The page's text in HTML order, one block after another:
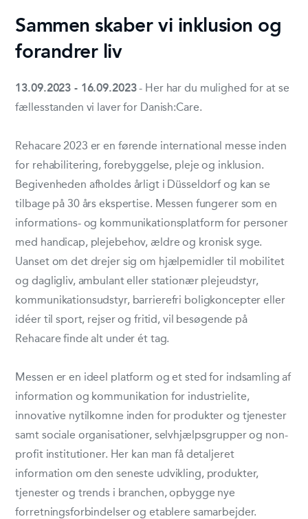
Sammen skaber vi inklusion og
forandrer liv
13.09.2023 - 16.09.2023- Her har du mulighed for at se
fællesstanden vi laver for Danish:Care.
Rehacare 2023 er en førende international messe inden
for rehabilitering, forebyggelse, pleje og inklusion.
Begivenheden afholdes årligt i Düsseldorf og kan se
tilbage på 30 års ekspertise. Messen fungerer som en
informations- og kommunikationsplatform for personer
med handicap, plejebehov, ældre og kronisk syge.
Uanset om det drejer sig om hjælpemidler til mobilitet
og dagligliv, ambulant eller stationær plejeudstyr,
kommunikationsudstyr, barrierefri boligkoncepter eller
idéer til sport, rejser og fritid, vil besøgende på
Rehacare finde alt under ét tag.
Messen er en ideel platform og et sted for indsamling af
information og kommunikation for industrielite,
innovative nytilkomne inden for produkter og tjenester
samt sociale organisationer, selvhjælpsgrupper og non-
profit institutioner. Her kan man få detaljeret
information om den seneste udvikling, produkter,
tjenester og trends i branchen, opbygge nye
forretningsforbindelser og etablere samarbejder.